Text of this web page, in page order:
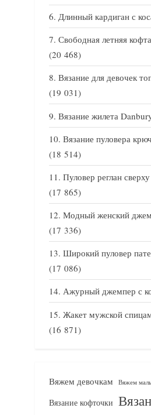
Длинный кардиган с
Свободная летняя
(20 468)
Вязание для девочек
(19 031)
Вязание жилета
Вязание пуловера
(18 514)
Пуловер реглан
(17 865)
Модный женский
(17 336)
Широкий пуловер
(17 086)
Ажурный джемпер с
Жакет мужской
(16 871)
Вяжем девочкам Вяжем
Вязание кофточки